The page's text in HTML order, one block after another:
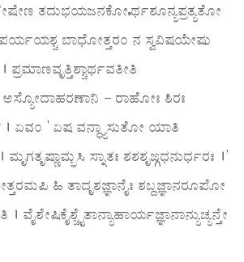
ತದುಭಯಜನಕೋಽರ್ಥಶೂನ್ಯಪ್ರತ್ಯತೋ
ಬಾಧೋತ್ತರಂ ನ ಸ್ವವಿಷಯೇಷು
ಪ್ರಮಾಣವೃತ್ತಿಶ್ಚಾರ್ಥವತೀತಿ
ಅಸ್ಯೋದಾಹರಣಾನಿ – ರಾಹೋಃ ಶಿರಃ
। ಏವಂ ’ ಏಷ ವನ್ಧ್ಯಾಸುತೋ ಯಾತಿ
ಸ್ನಾತಃ ಶಶಶೃಙ್ಗಧನುರ್ಧರಃ ।’
ಹಿ ತಾದೃಶಜ್ಞಾನೈಃ ಶಬ್ದಜ್ಞಾನರೂಪೋ
ವೈಶೇಷಿಕೈಶ್ಚೈತಾನ್ಯಾಹಾರ್ಯಜ್ಞಾನಾನ್ಯುಚ್ಯನ್ತೇ